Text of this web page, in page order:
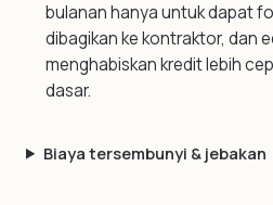
bulanan hanya untuk dapat
dibagikan ke kontraktor, dan
menghabiskan kredit lebih
dasar.
Biaya tersembunyi & jebakan